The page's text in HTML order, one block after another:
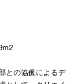
との協働によるデ